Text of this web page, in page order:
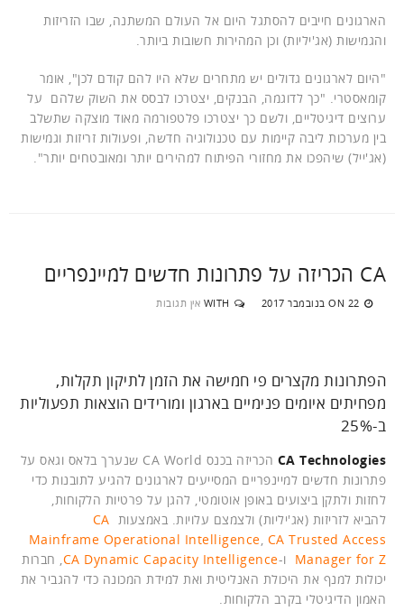
הארגונים חייבים להסתגל היום אל העולם המשתנה, שבו הזריזות
והגמישות (אג'יליות) וכן המהירות חשובות ביותר.
"היום לארגונים גדולים יש מתחרים שלא היו להם קודם לכן", אומר
קומאסטרי. "כך לדוגמה, הבנקים, יצטרכו לבסס את השוק שלהם על
ערוצים דיגיטליים, ולשם כך יצטרכו פלטפורמה מאוד מוצקה שתשלב
בין מערכות ליבה קיימות עם טכנולוגיה חדשה, ופעולות זריזות וגמישות
(אג'ייל) שיהפכו את מחזורי הפיתוח למהירים יותר ומאובטחים יותר".
CA הכריזה על פתרונות חדשים למיינפריים
ON 22 בנובמבר 2017 WITH אין תגובות
הפתרונות מקצרים פי חמישה את הזמן לתיקון תקלות,
מפחיתים איומים פנימיים בארגון ומורידים הוצאות תפעוליות
ב-25%
CA Technologies
הכריזה בכנס CA World שנערך בלאס וגאס על
פתרונות חדשים למיינפריים המסייעים לארגונים להגיע לתובנות כדי
לחזות ולתקן ביצועים באופן אוטומטי, להגן על פרטיות הלקוחות,
להביא לזריזות (אג'יליות) ולצמצם עלויות. באמצעות CA
Mainframe Operational Intelligence CA Trusted Access
Manager for Z ו-CA Dynamic Capacity Intelligence , חברות
יכולות למנף את היכולת האנליטית ואת למידת המכונה כדי להגביר את
האמון הדיגיטלי בקרב הלקוחות.